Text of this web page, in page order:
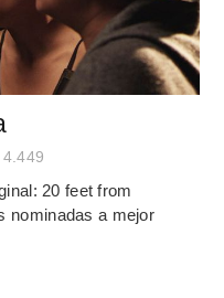
4.449
20 feet from
nominadas a mejor